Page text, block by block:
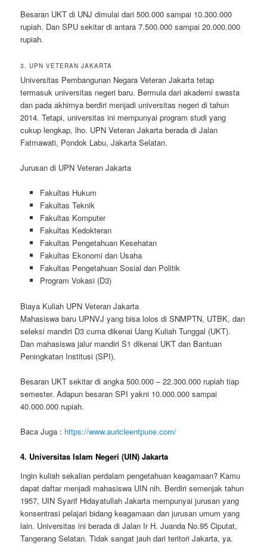
Besaran UKT di UNJ dimulai dari 500.000 sampai 10.300.000
rupiah. Dan SPU sekitar di antara 7.500.000 sampai 20.000.000
rupiah.
3. UPN VETERAN JAKARTA
Universitas Pembangunan Negara Veteran Jakarta tetap
termasuk universitas negeri baru. Bermula dari akademi swasta
dan pada akhirnya berdiri menjadi universitas negeri di tahun
2014. Tetapi, universitas ini mempunyai program studi yang
cukup lengkap, lho. UPN Veteran Jakarta berada di Jalan
Fatmawati, Pondok Labu, Jakarta Selatan.
Jurusan di UPN Veteran Jakarta
Fakultas Hukum
Fakultas Teknik
Fakultas Komputer
Fakultas Kedokteran
Fakultas Pengetahuan Kesehatan
Fakultas Ekonomi dan Usaha
Fakultas Pengetahuan Sosial dan Politik
Program Vokasi (D3)
Biaya Kuliah UPN Veteran Jakarta
Mahasiswa baru UPNVJ yang bisa lolos di SNMPTN, UTBK, dan
seleksi mandiri D3 cuma dikenai Uang Kuliah Tunggal (UKT).
Dan mahasiswa jalur mandiri S1 dikenai UKT dan Bantuan
Peningkatan Institusi (SPI).
Besaran UKT sekitar di angka 500.000 – 22.300.000 rupiah tiap
semester. Adapun besaran SPI yakni 10.000.000 sampai
40.000.000 rupiah.
Baca Juga : https://www.auricleentpune.com/
4. Universitas Islam Negeri (UIN) Jakarta
Ingin kuliah sekalian perdalam pengetahuan keagamaan? Kamu
dapat daftar menjadi mahasiswa UIN nih. Berdiri semenjak tahun
1957, UIN Syarif Hidayatullah Jakarta mempunyai jurusan yang
konsentrasi pelajari bidang keagamaan dan jurusan umum yang
lain. Universitas ini berada di Jalan Ir H. Juanda No.95 Ciputat,
Tangerang Selatan. Tidak sangat jauh dari teritori Jakarta, ya.